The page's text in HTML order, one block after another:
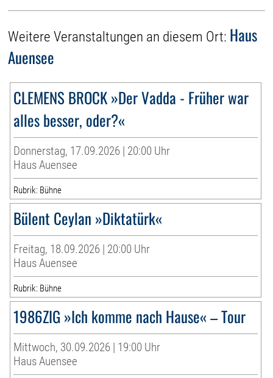
Weitere Veranstaltungen an diesem Ort: Haus
Auensee
CLEMENS BROCK »Der Vadda - Früher war
alles besser, oder?«
Donnerstag, 17.09.2026 | 20:00 Uhr
Haus Auensee
Rubrik: Bühne
Bülent Ceylan »Diktatürk«
Freitag, 18.09.2026 | 20:00 Uhr
Haus Auensee
Rubrik: Bühne
1986ZIG »Ich komme nach Hause« – Tour
Mittwoch, 30.09.2026 | 19:00 Uhr
Haus Auensee